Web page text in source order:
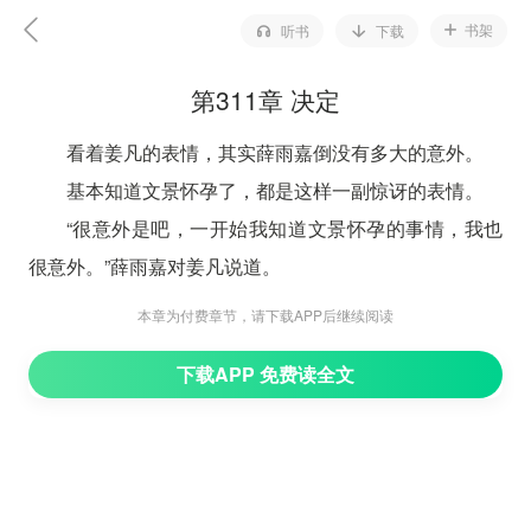
听书 下载 书架
第311章 决定
看着姜凡的表情，其实薛雨嘉倒没有多大的意外。
基本知道文景怀孕了，都是这样一副惊讶的表情。
“很意外是吧，一开始我知道文景怀孕的事情，我也
很意外。”薛雨嘉对姜凡说道。
“可是……邢总也没有跟我说。”姜凡回答道。“你确定
“确定的不能够再确定了。我看过她的孕检报告
本章为付费章节，请下载APP后继续阅读
下载APP 免费读全文